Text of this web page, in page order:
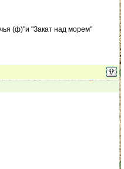
(ф)"и "Закат над морем"